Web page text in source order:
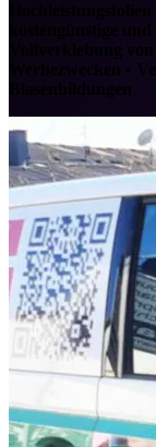
kostengünstige
Vollverklebung
•
Blasenbildungen